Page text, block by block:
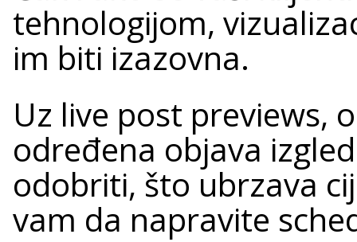
tehnologijom,
im biti izazovna.
Uz live post previews,
određena objava
odobriti, što ubrzava
vam da napravite